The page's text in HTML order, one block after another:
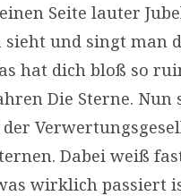
Seite lauter
sieht und singt man
hat dich bloß so
Die Sterne. Nun
Dabei weiß
wirklich passiert